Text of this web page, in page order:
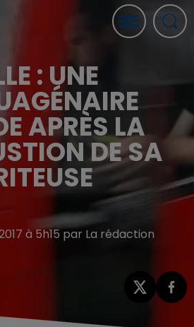
: UNE
APRÈS LA
DE SA
à 5h15 par La rédaction